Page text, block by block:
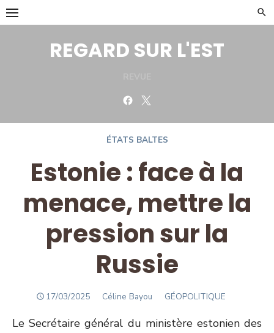
Skip
to
REGARD SUR L'EST
Facebook
ÉTATS BALTES
Estonie : face à la
menace, mettre la
pression sur la
Russie
POSTED
17/03/2025 Author
Céline Bayou GÉOPOLITIQUE
Le Secrétaire général du ministère estonien des